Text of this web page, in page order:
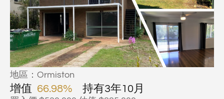
地區：Ormiston
增值 66.98% 持有3年10月